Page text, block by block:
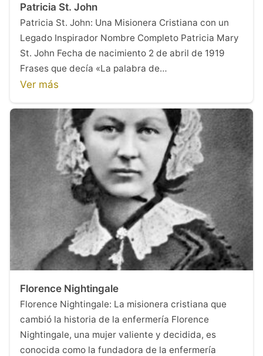
Patricia St. John
Patricia St. John: Una Misionera Cristiana con un
Legado Inspirador Nombre Completo Patricia Mary
St. John Fecha de nacimiento 2 de abril de 1919
Frases que decía «La palabra de…
Ver más
Florence Nightingale
Florence Nightingale: La misionera cristiana que
cambió la historia de la enfermería Florence
Nightingale, una mujer valiente y decidida, es
conocida como la fundadora de la enfermería